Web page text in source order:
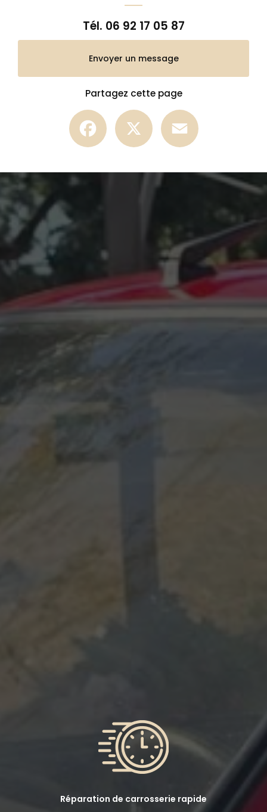
Tél. 06 92 17 05 87
Envoyer un message
Partagez cette page
Facebook
Réparation de carrosserie rapide